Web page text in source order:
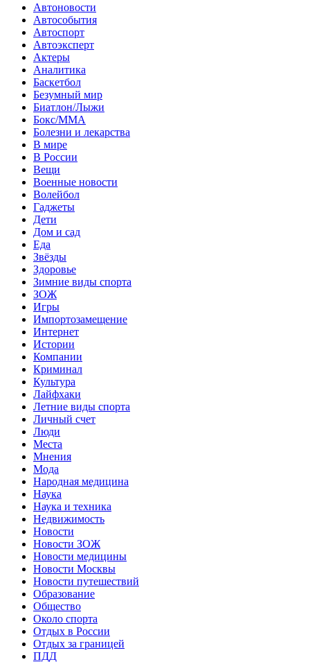
Автоновости
Автособытия
Автоспорт
Автоэксперт
Актеры
Аналитика
Баскетбол
Безумный мир
Биатлон/Лыжи
Бокс/MMA
Болезни и лекарства
В мире
В России
Вещи
Военные новости
Волейбол
Гаджеты
Дети
Дом и сад
Еда
Звёзды
Здоровье
Зимние виды спорта
ЗОЖ
Игры
Импортозамещение
Интернет
Истории
Компании
Криминал
Культура
Лайфхаки
Летние виды спорта
Личный счет
Люди
Места
Мнения
Мода
Народная медицина
Наука
Наука и техника
Недвижимость
Новости
Новости ЗОЖ
Новости медицины
Новости Москвы
Новости путешествий
Образование
Общество
Около спорта
Отдых в России
Отдых за границей
ПДД